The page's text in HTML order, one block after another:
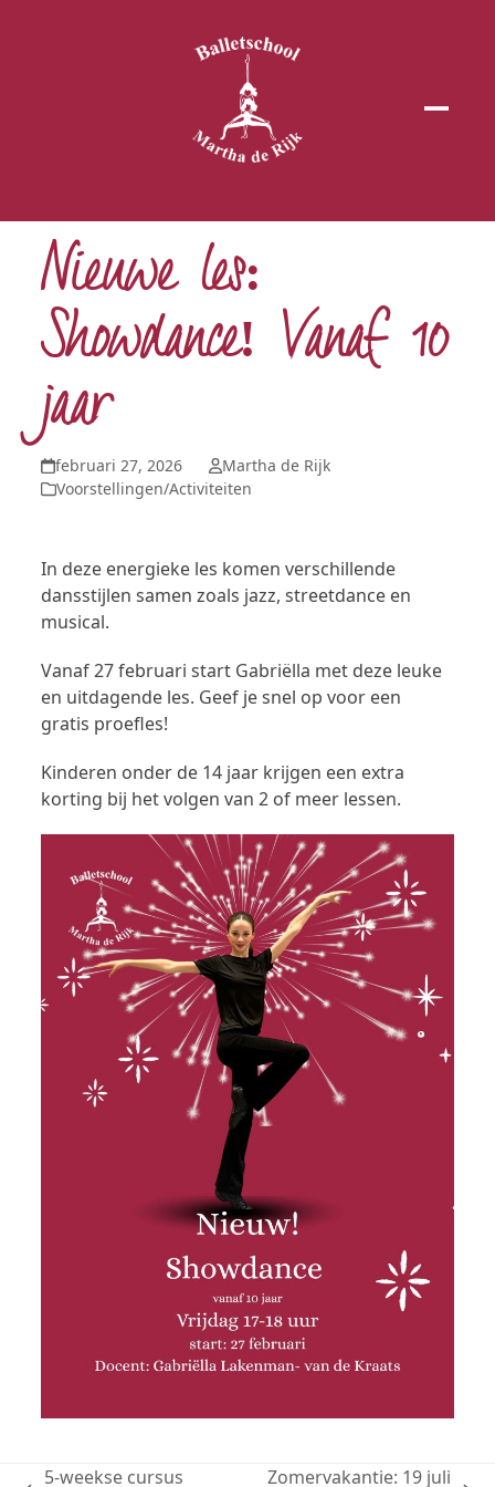
Nieuwe les:
Showdance! Vanaf 10
jaar
februari 27, 2026
Martha de Rijk
Voorstellingen/Activiteiten
In deze energieke les komen verschillende
dansstijlen samen zoals jazz, streetdance en
musical.
Vanaf 27 februari start Gabriëlla met deze leuke
en uitdagende les. Geef je snel op voor een
gratis proefles!
Kinderen onder de 14 jaar krijgen een extra
korting bij het volgen van 2 of meer lessen.
5-weekse cursus Zomervakantie: 19 juli